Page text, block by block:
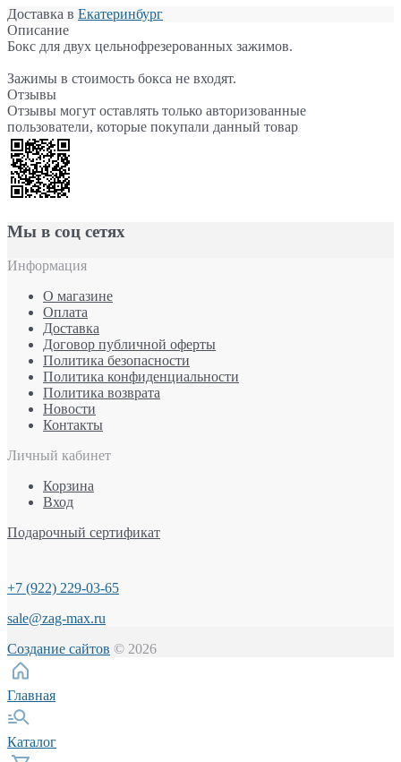
Доставка в Екатеринбург
Описание
Бокс для двух цельнофрезерованных зажимов.
Зажимы в стоимость бокса не входят.
Отзывы
Отзывы могут оставлять только авторизованные
пользователи, которые покупали данный товар
Мы в соц сетях
Информация
О магазине
Оплата
Доставка
Договор публичной оферты
Политика безопасности
Политика конфиденциальности
Политика возврата
Новости
Контакты
Личный кабинет
Корзина
Вход
Подарочный сертификат
+7 (922) 229-03-65
sale@zag-max.ru
Создание сайтов © 2026
Главная
Каталог